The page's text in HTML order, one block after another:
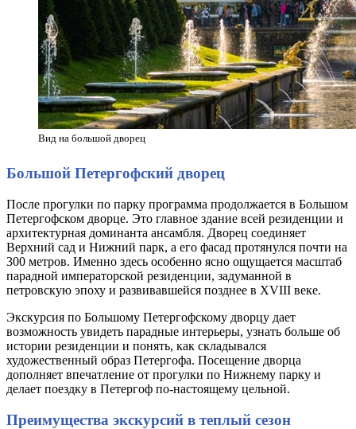
Вид на большой дворец
Большой Петергофский дворец
После прогулки по парку программа продолжается в Большом
Петергофском дворце. Это главное здание всей резиденции и
архитектурная доминанта ансамбля. Дворец соединяет
Верхний сад и Нижний парк, а его фасад протянулся почти на
300 метров. Именно здесь особенно ясно ощущается масштаб
парадной императорской резиденции, задуманной в
петровскую эпоху и развивавшейся позднее в XVIII веке.
Экскурсия по Большому Петергофскому дворцу дает
возможность увидеть парадные интерьеры, узнать больше об
истории резиденции и понять, как складывался
художественный образ Петергофа. Посещение дворца
дополняет впечатление от прогулки по Нижнему парку и
делает поездку в Петергоф по-настоящему цельной.
Преимущества экскурсий в теплый сезон